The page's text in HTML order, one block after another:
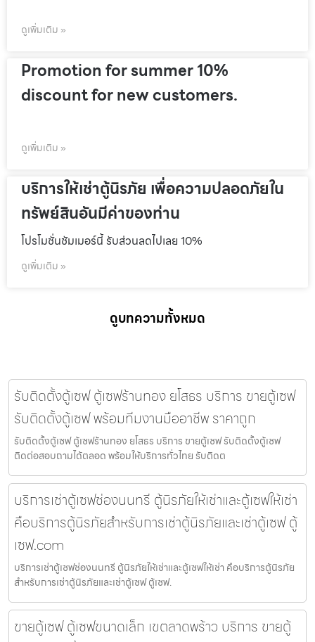
ดูเพิ่มเติม »
Promotion for summer 10%
discount for new customers.
ดูเพิ่มเติม »
บริการให้เช่าตู้นิรภัย เพื่อความปลอดภัยใน
ทรัพย์สินอันมีค่าของท่าน
โปรโมชั่นชัมเมอร์นี้ รับส่วนลดไปเลย 10%
ดูเพิ่มเติม »
ดูบทความทั้งหมด
รับติดตั้งตู้เซฟ ตู้เซฟร้านทอง ยโสธร บริการ ขายตู้เซฟ
รับติดตั้งตู้เซฟ พร้อมทีมงานมืออาชีพ ราคาถูก
รับติดตั้งตู้เซฟ ตู้เซฟร้านทอง ยโสธร บริการ ขายตู้เซฟ รับติดตั้งตู้เซฟ
ติดต่อสอบถามได้ตลอด พร้อมให้บริการทั่วไทย รับติดต
บริการเช่าตู้เซฟช่องนนทรี ตู้นิรภัยให้เช่าและตู้เซฟให้เช่า
คือบริการตู้นิรภัยสำหรับการเช่าตู้นิรภัยและเช่าตู้เซฟ ตู้
เซฟ.com
บริการเช่าตู้เซฟช่องนนทรี ตู้นิรภัยให้เช่าและตู้เซฟให้เช่า คือบริการตู้นิรภัย
สำหรับการเช่าตู้นิรภัยและเช่าตู้เซฟ ตู้เซฟ.
ขายตู้เซฟ ตู้เซฟขนาดเล็ก เขตลาดพร้าว บริการ ขายตู้